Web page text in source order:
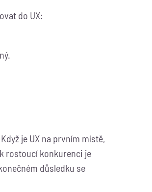
do UX:
je UX na prvním místě,
rostoucí konkurenci je
důsledku se